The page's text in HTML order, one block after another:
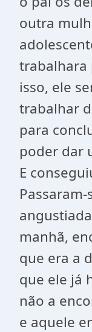
outra
trabalhara
isso, ele
trabalhar
para
poder dar
E
manhã,
que era a
que ele já
não a
e aquele